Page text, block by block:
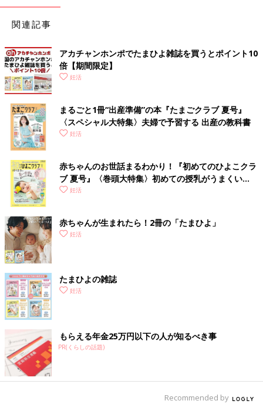
関連記事
アカチャンホンポでたまひよ雑誌を買うとポイント10
倍【期間限定】
妊活
まるごと1冊“出産準備”の本『たまごクラブ 夏号』
〈スペシャル大特集〉夫婦で予習する 出産の教科書
妊活
赤ちゃんのお世話まるわかり！『初めてのひよこクラ
ブ 夏号』〈巻頭大特集〉初めての授乳がうまくい
く！ おっぱい・ミルクの基本と夏のトラブル 解決テ
妊活
赤ちゃんが生まれたら！2冊の「たまひよ」
妊活
たまひよの雑誌
妊活
もらえる年金25万円以下の人が知るべき事
PR(くらしの話題)
Recommended by